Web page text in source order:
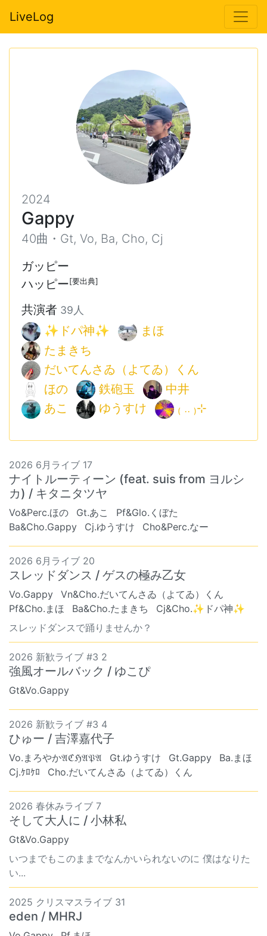
LiveLog
2024
Gappy
40曲・Gt, Vo, Ba, Cho, Cj
ガッピー
ハッピー[要出典]
共演者 39人
✨ドパ神✨
まほ
たまきち
だいてんさゐ（よてゐ）くん
ほの
鉄砲玉
中井
あこ
ゆうすけ ₍ .. ₎⊹
2026 6月ライブ 17
ナイトルーティーン (feat. suis from ヨルシ
カ) / キタニタツヤ
Vo&Perc.ほの Gt.あこ
Pf&Glo.くぼた
Ba&Cho.Gappy
Cj.ゆうすけ Cho&Perc.なー
2026 6月ライブ 20
スレッドダンス / ゲスの極み乙女
Vo.Gappy
Vn&Cho.だいてんさゐ（よてゐ）くん
Pf&Cho.まほ
Ba&Cho.たまきち
Cj&Cho.✨ドパ神✨
スレッドダンスで踊りませんか？
2026 新歓ライブ #3 2
強風オールバック / ゆこぴ
Gt&Vo.Gappy
2026 新歓ライブ #3 4
ひゅー / 吉澤嘉代子
Vo.まろやか𝔄ℭℌ𝔄𝔓𝔄 Gt.ゆうすけ Gt.Gappy
Ba.まほ
Cj.ｹﾛｹﾛ
Cho.だいてんさゐ（よてゐ）くん
2026 春休みライブ 7
そして大人に / 小林私
Gt&Vo.Gappy
いつまでもこのままでなんかいられないのに 僕はなりた
い...
2025 クリスマスライブ 31
eden / MHRJ